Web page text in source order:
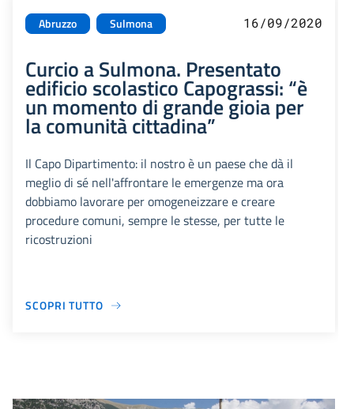
Abruzzo Sulmona 16/09/2020
Curcio a Sulmona. Presentato
edificio scolastico Capograssi: “è
un momento di grande gioia per
la comunità cittadina”
Il Capo Dipartimento: il nostro è un paese che dà il
meglio di sé nell'affrontare le emergenze ma ora
dobbiamo lavorare per omogeneizzare e creare
procedure comuni, sempre le stesse, per tutte le
ricostruzioni
SCOPRI TUTTO